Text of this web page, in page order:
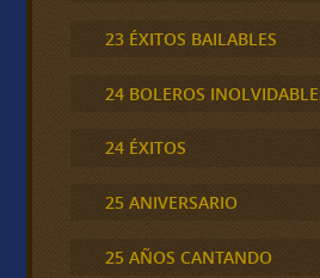
23 ÉXITOS BAILABLES
24 BOLEROS
24 ÉXITOS
25 ANIVERSARIO
25 AÑOS CANTANDO